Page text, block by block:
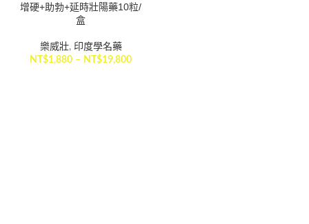
增硬+助勃+延時壯陽藥10粒/
盒
樂威壯, 印度學名藥
NT$1,880 – NT$19,800